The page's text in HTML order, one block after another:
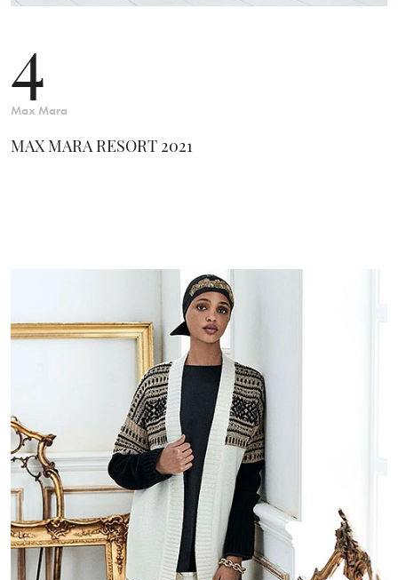
4
Max Mara
MAX MARA RESORT 2021